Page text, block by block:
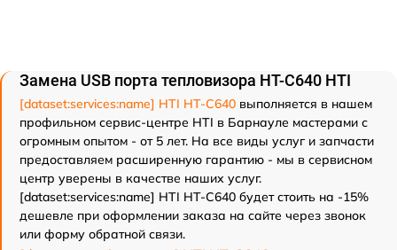
Замена USB порта тепловизора HT-C640 HTI
[dataset:services:name] HTI HT-C640 выполняется в нашем
профильном сервис-центре HTI в Барнауле мастерами с
огромным опытом - от 5 лет. На все виды услуг и запчасти
предоставляем расширенную гарантию - мы в сервисном
центр уверены в качестве наших услуг.
[dataset:services:name] HTI HT-C640 будет стоить на -15%
дешевле при оформлении заказа на сайте через звонок
или форму обратной связи.